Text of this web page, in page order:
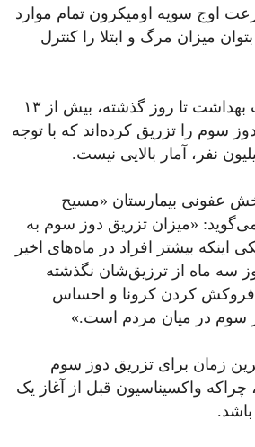
اوج سویه اومیکرون تمام موارد
میزان مرگ و ابتلا را کنترل
براساس اعلام وزارت بهداشت تا روز گذشته، بیش از ۱۳
سوم را تزریق کرده‌اند که با توجه
عفونی بیمارستان «مسیح‌
می‌گوید: «میزان تزریق دوز سوم به
اینکه بیشتر افراد در ماه‌های اخیر
سه ماه از ترزیق‌شان نگذشته
کردن کرونا و احساس
سوم در میان مردم است.»
زمان برای تزریق دوز سوم
چراکه واکسیناسیون قبل از آغاز یک
باشد.